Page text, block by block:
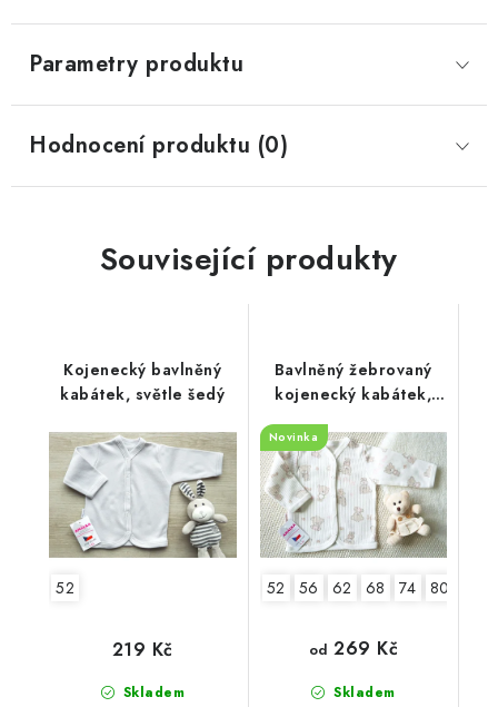
Parametry produktu
Hodnocení produktu (0)
Související produkty
Kojenecký bavlněný
kabátek, světle šedý
52
Skladem
219 Kč
Bavlněný žebrovaný
kojenecký kabátek,
Méďa s růžovou
Novinka
52 56 62 68 74 80
Skladem
od 269 Kč